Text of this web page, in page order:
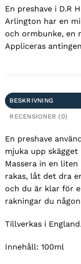
En preshave i D.R
Arlington har en
och ormbunke, en
Appliceras
BESKRIVNING
RECENSIONER (0)
En preshave
mjuka upp
Massera in en
rakas, låt det dra
och du är klar för
rakningar du
Tillverkas i England.
Innehåll: 100ml